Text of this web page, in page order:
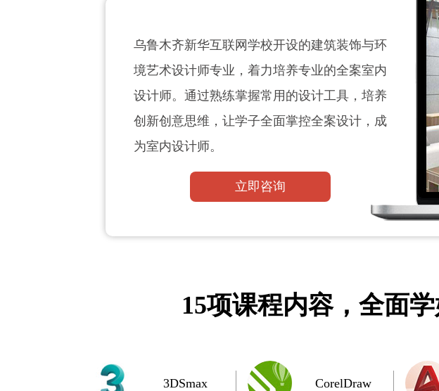
乌鲁木齐新华互联网学校开设的建筑装饰与环
境艺术设计师专业，着力培养专业的全案室内
设计师。通过熟练掌握常用的设计工具，培养
创新创意思维，让学子全面掌控全案设计，成
为室内设计师。
立即咨询
15项课程内容，全面
3DSmax CorelDraw